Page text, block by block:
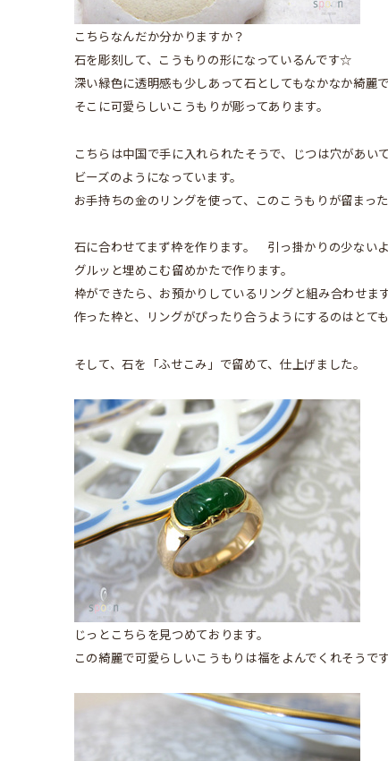
こちらなんだか分かりますか？
石を彫刻して、こうもりの形になっているんです☆
深い緑色に透明感も少しあって石としてもなかなか綺麗
そこに可愛らしいこうもりが彫ってあります。
こちらは中国で手に入れられたそうで、じつは穴があい
ビーズのようになっています。
お手持ちの金のリングを使って、このこうもりが留まっ
石に合わせてまず枠を作ります。 引っ掛かりの少ない
グルッと埋めこむ留めかたで作ります。
枠ができたら、お預かりしているリングと組み合わせま
作った枠と、リングがぴったり合うようにするのはとて
そして、石を「ふせこみ」で留めて、仕上げました。
じっとこちらを見つめております。
この綺麗で可愛らしいこうもりは福をよんでくれそうで